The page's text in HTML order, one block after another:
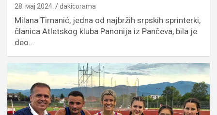
28. мај 2024. dakicorama
Milana Tirnanić, jedna od najbržih srpskih sprinterki,
članica Atletskog kluba Panonija iz Pančeva, bila je
deo…